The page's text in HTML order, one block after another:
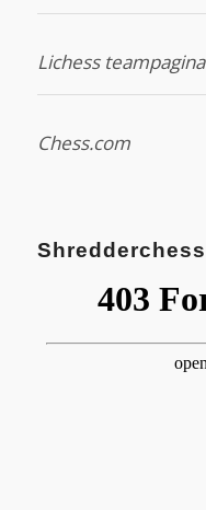
Lichess teampagina
Chess.com
Shredderchess